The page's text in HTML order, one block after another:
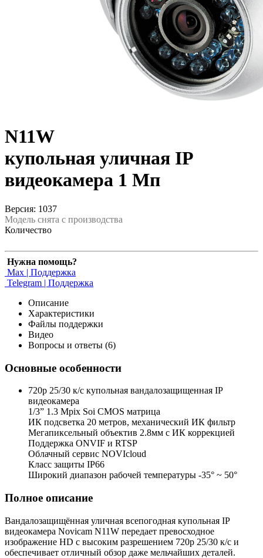
N11W
купольная уличная IP
видеокамера 1 Мп
Версия: 1037
Модель снята с производства
Количество
Нужна помощь?
Max | Поддержка
Telegram | Поддержка
Описание
Характеристики
Файлы поддержки
Видео
Вопросы и ответы (6)
Основные особенности
720p 25/30 к/с купольная вандалозащищенная IP
видеокамера
1/3” 1.3 Mpix Soi CMOS матрица
ИК подсветка 20 метров, механический ИК фильтр
Мегапиксельный объектив 2.8мм c ИК коррекцией
Поддержка ONVIF и RTSP
Облачный сервис NOVIcloud
Класс защиты IP66
Широкий диапазон рабочей температуры -35° ~ 50°
Полное описание
Вандалозащищённая уличная всепогодная купольная IP
видеокамера Novicam N11W передает превосходное
изображение HD с высоким разрешением 720p 25/30 к/с и
обеспечивает отличный обзор даже мельчайших деталей.